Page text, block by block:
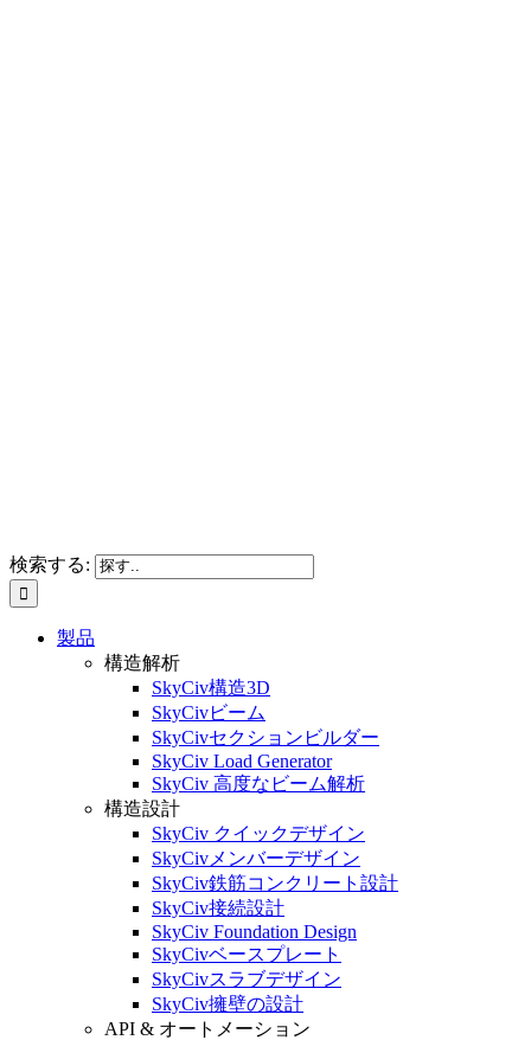
検索する:
製品
構造解析
SkyCiv構造3D
SkyCivビーム
SkyCivセクションビルダー
SkyCiv Load Generator
SkyCiv 高度なビーム解析
構造設計
SkyCiv クイックデザイン
SkyCivメンバーデザイン
SkyCiv鉄筋コンクリート設計
SkyCiv接続設計
SkyCiv Foundation Design
SkyCivベースプレート
SkyCivスラブデザイン
SkyCiv擁壁の設計
API & オートメーション